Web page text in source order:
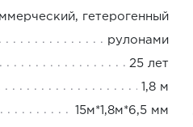
гетерогенный
рулонами
25 лет
1,8 м
15м*1,8м*6,5 мм